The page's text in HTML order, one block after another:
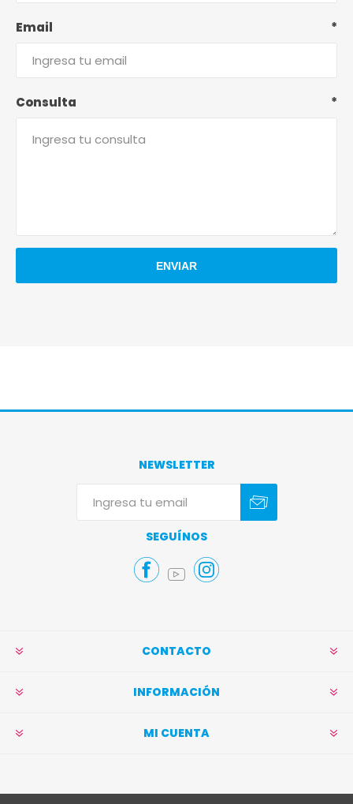
Email *
Consulta *
NEWSLETTER
SEGUÍNOS
CONTACTO
INFORMACIÓN
MI CUENTA